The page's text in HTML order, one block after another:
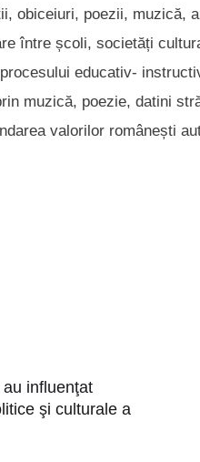
obiceiuri, poezii,
între școli, societăți
educativ-
muzică, poezie, datini
valorilor românești
influenţat
şi culturale a